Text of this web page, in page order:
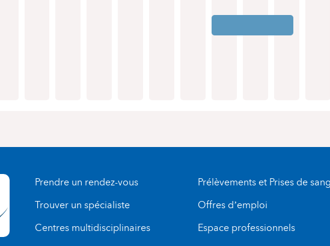
Prendre un rendez-vous
Trouver un spécialiste
Centres multidisciplinaires
Prélèvements et Prises de sang
Offres d’emploi
Espace professionnels